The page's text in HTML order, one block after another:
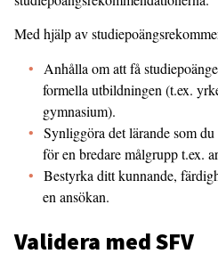
Med hjälp av
Anhålla om att få
formella utbildningen (t.ex.
gymnasium).
Synliggöra det lärande som
för en bredare målgrupp t.ex.
Bestyrka ditt kunnande,
en ansökan.
Validera med SFV